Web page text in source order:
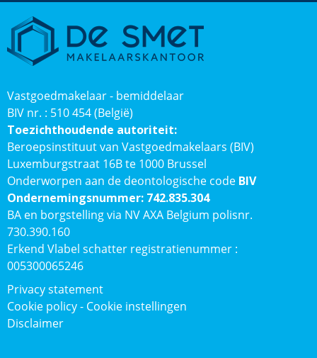
Vastgoedmakelaar - bemiddelaar
BIV nr. : 510 454 (België)
Toezichthoudende autoriteit:
Beroepsinstituut van Vastgoedmakelaars (BIV)
Luxemburgstraat 16B te 1000 Brussel
Onderworpen aan de deontologische code BIV
Ondernemingsnummer: 742.835.304
BA en borgstelling via NV AXA Belgium polisnr.
730.390.160
Erkend Vlabel schatter registratienummer :
005300065246
Privacy statement
Cookie policy- Cookie instellingen
Disclaimer